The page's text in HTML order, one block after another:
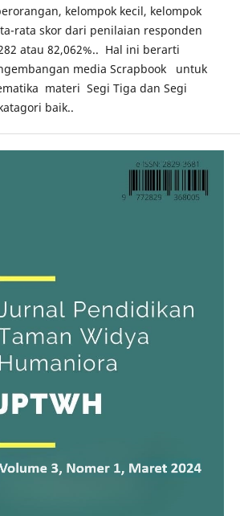
kelompok kecil, kelompok
rata skor dari penilaian responden
atau 82,062%.. Hal ini berarti
media Scrapbook untuk
materi Segi Tiga dan Segi
baik..